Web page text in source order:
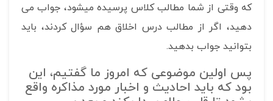
که وقتی از شما مطالب کلاس پرسیده می­شود، جواب می
دهید، اگر از مطالب درس اخلاق هم سؤال کردند، باید
بتوانید جواب بدهید.
پس اولین موضوعی که امروز ما گفتیم، این
بود که باید احادیث و اخبار مورد مذاکره واقع